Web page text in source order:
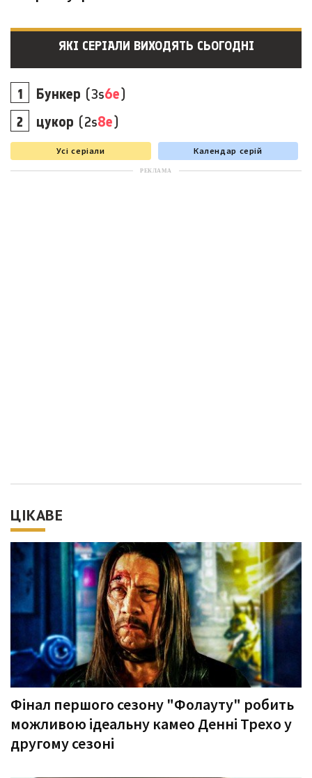
ЯКІ СЕРІАЛИ ВИХОДЯТЬ СЬОГОДНІ
Бункер (3s6e)
цукор (2s8e)
Усі серіали Календар серій
РЕКЛАМА
ЦІКАВЕ
Фінал першого сезону "Фолауту" робить
можливою ідеальну камео Денні Трехо у
другому сезоні